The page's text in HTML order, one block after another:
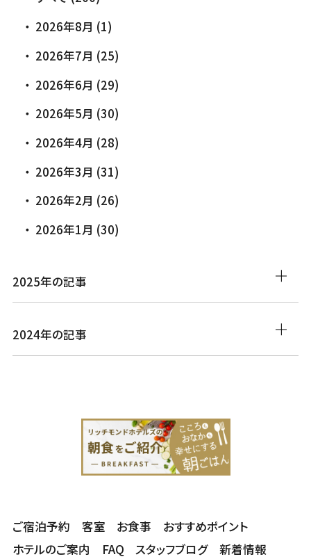
2026年8月 (1)
2026年7月 (25)
2026年6月 (29)
2026年5月 (30)
2026年4月 (28)
2026年3月 (31)
2026年2月 (26)
2026年1月 (30)
2025年の記事
2024年の記事
ご宿泊予約 客室 お食事
おすすめポイント
ホテルのご案内
FAQ スタッフブログ 新着情報